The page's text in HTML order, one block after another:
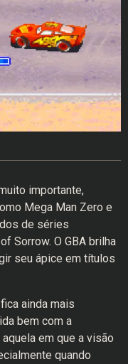
importante,
Mega Man Zero e
de séries
Sorrow. O GBA brilha
seu ápice em títulos
ainda mais
bem com a
em que a visão
quando